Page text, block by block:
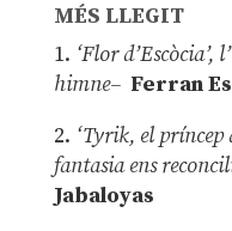
MÉS LLEGIT
1. ‘Flor d’Escòcia’,
himne– Ferran
2. ‘Tyrik, el príncep
fantasia ens
Jabaloyas